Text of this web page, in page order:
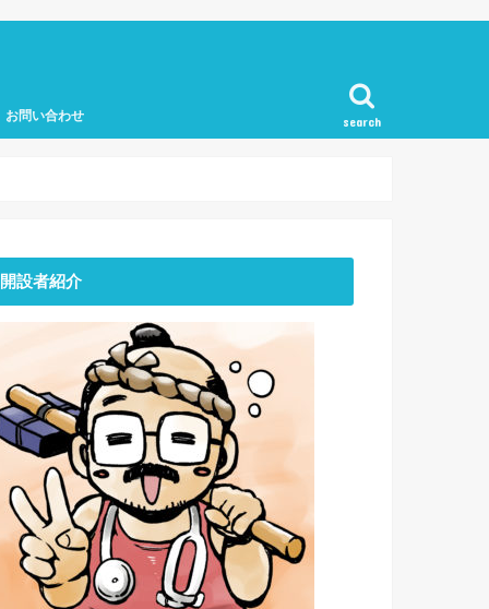
search
お問い合わせ
開設者紹介